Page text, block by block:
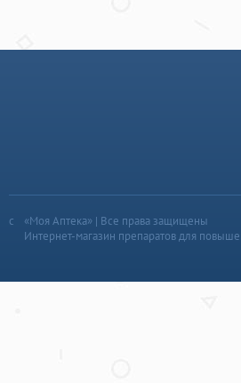
«Моя Аптека» | Все права защищены
Интернет-магазин препаратов для